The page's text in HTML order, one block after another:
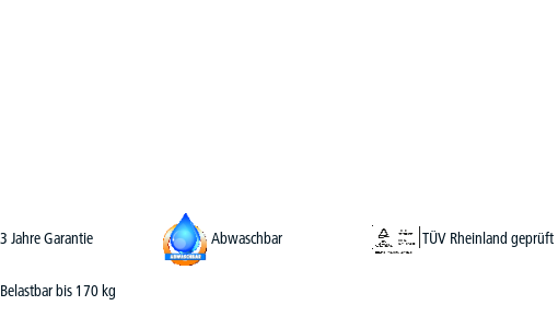
3 Jahre Garantie Abwaschbar TÜV Rheinland geprüft
Belastbar bis 170 kg